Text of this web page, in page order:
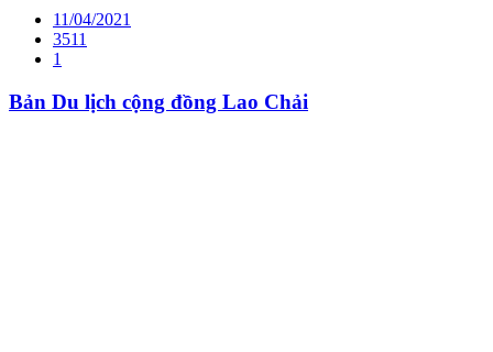
11/04/2021
3511
1
Bản Du lịch cộng đồng Lao Chải